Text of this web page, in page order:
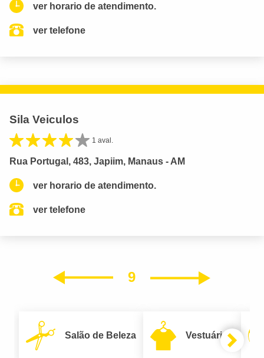
ver horario de atendimento.
ver telefone
Sila Veiculos
1 aval.
Rua Portugal, 483, Japiim, Manaus - AM
ver horario de atendimento.
ver telefone
9
Salão de Beleza Vestuário